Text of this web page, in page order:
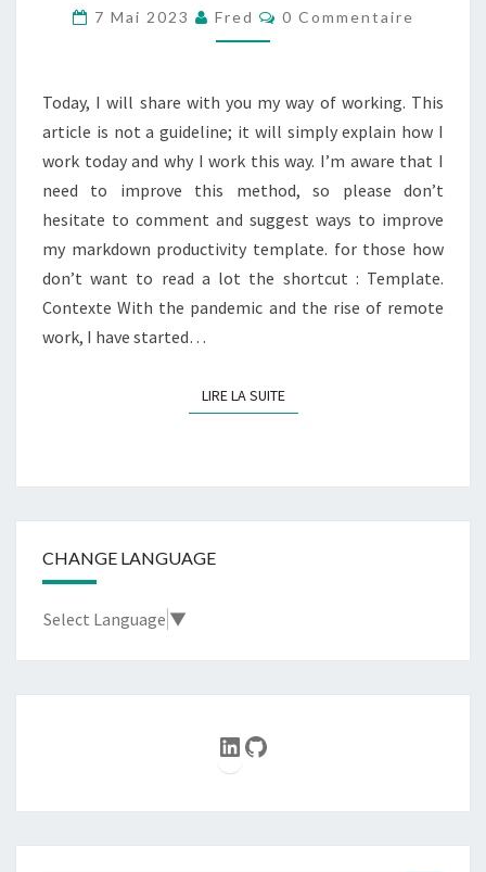
TEMPLATE
7 Mai 2023 Fred Commentaires
0 Commentaire
Today, I will share with you my way of working. This
article is not a guideline; it will simply explain how I
work today and why I work this way. I’m aware that I
need to improve this method, so please don’t
hesitate to comment and suggest ways to improve
my markdown productivity template. for those how
don’t want to read a lot the shortcut : Template.
Contexte With the pandemic and the rise of remote
work, I have started…
LIRE LA SUITELIRE LA SUITE
CHANGE LANGUAGE
Select Language ▼
LinkedIn
GitHub